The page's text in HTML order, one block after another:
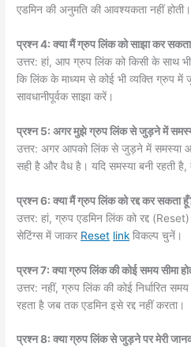
एडमिन की अनुमति की आवश्यकता नहीं होती।
प्रश्न 4: क्या मैं ग्रुप लिंक को साझा कर
उत्तर: हां, आप ग्रुप लिंक को किसी के साथ
कि लिंक के माध्यम से कोई भी व्यक्ति ग्रुप
सावधानीपूर्वक साझा करें।
प्रश्न 5: अगर मुझे ग्रुप लिंक से जुड़ने में
उत्तर: अगर आपको लिंक से जुड़ने में समस्या
सही है और वैध है। यदि समस्या बनी रहती
प्रश्न 6: क्या मैं ग्रुप लिंक को रद्द कर सकता
उत्तर: हां, ग्रुप एडमिन लिंक को रद्द
सेटिंग्स में जाकर Reset link विकल्प चुनें।
प्रश्न 7: क्या ग्रुप लिंक की कोई समय सीमा
उत्तर: नहीं, ग्रुप लिंक की कोई निर्धारित
रहता है जब तक एडमिन इसे रद्द नहीं करता।
प्रश्न 8: क्या ग्रुप लिंक से जुड़ने पर मेरी